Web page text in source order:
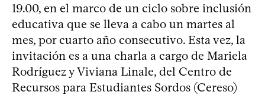
19.00, en el marco de un ciclo sobre inclusión
educativa que se lleva a cabo un martes al
mes, por cuarto año consecutivo. Esta vez, la
invitación es a una charla a cargo de Mariela
Rodríguez y Viviana Linale, del Centro de
Recursos para Estudiantes Sordos (Cereso)